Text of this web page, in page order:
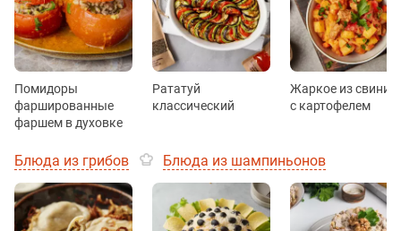
Помидоры
фаршированные
фаршем в духовке
Рататуй
классический
Жаркое из
с картофелем
Блюда из грибов Блюда из шампиньонов